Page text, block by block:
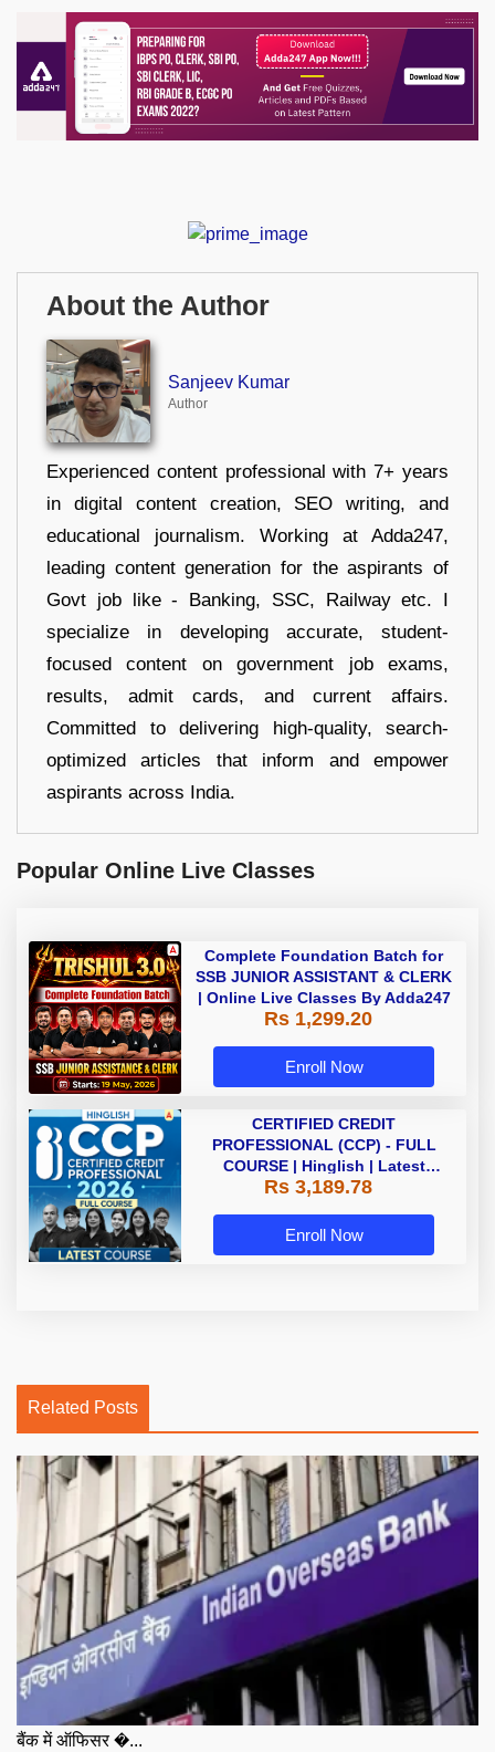
About the Author
Sanjeev Kumar
Author
Experienced content professional with 7+ years
in digital content creation, SEO writing, and
educational journalism. Working at Adda247,
leading content generation for the aspirants of
Govt job like - Banking, SSC, Railway etc. I
specialize in developing accurate, student-
focused content on government job exams,
results, admit cards, and current affairs.
Committed to delivering high-quality, search-
optimized articles that inform and empower
aspirants across India.
Popular Online Live Classes
Complete Foundation Batch for
SSB JUNIOR ASSISTANT & CLERK
| Online Live Classes By Adda247
Rs 1,299.20
Enroll Now
CERTIFIED CREDIT
PROFESSIONAL (CCP) - FULL
COURSE | Hinglish | Latest
Recording by Adda247
Rs 3,189.78
Enroll Now
Related Posts
बैंक में ऑफिसर �...